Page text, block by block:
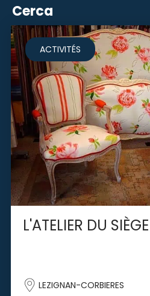
Cerca
ACTIVITÉS
L'ATELIER DU SIÈGE
LEZIGNAN-CORBIERES